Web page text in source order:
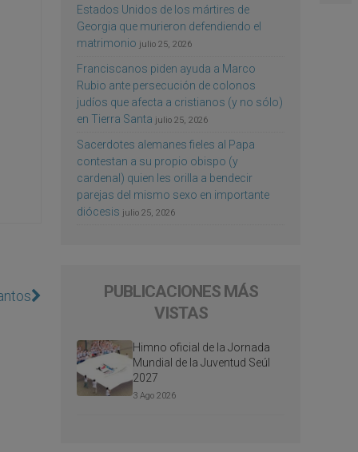
Estados Unidos de los mártires de
Georgia que murieron defendiendo el
matrimonio julio 25, 2026
Franciscanos piden ayuda a Marco
Rubio ante persecución de colonos
judíos que afecta a cristianos (y no sólo)
en Tierra Santa julio 25, 2026
Sacerdotes alemanes fieles al Papa
contestan a su propio obispo (y
cardenal) quien les orilla a bendecir
parejas del mismo sexo en importante
diócesis julio 25, 2026
PUBLICACIONES MÁS
VISTAS
Himno oficial de la Jornada
Mundial de la Juventud Seúl
2027
3 Ago 2026